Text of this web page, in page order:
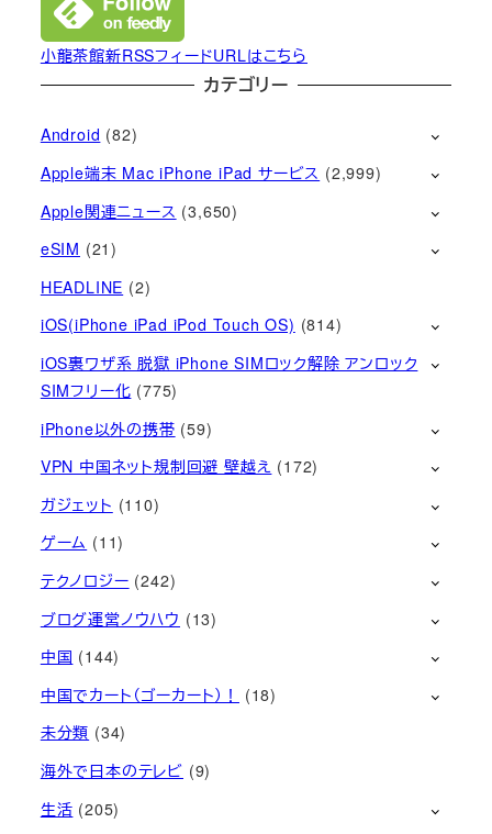
小龍茶館新RSSフィードURLはこちら
カテゴリー
Android (82)
Apple端末 Mac iPhone iPad サービス (2,999)
Apple関連ニュース (3,650)
eSIM (21)
HEADLINE (2)
iOS(iPhone iPad iPod Touch OS) (814)
iOS裏ワザ系 脱獄 iPhone SIMロック解除 アンロック
SIMフリー化 (775)
iPhone以外の携帯 (59)
VPN 中国ネット規制回避 壁越え (172)
ガジェット (110)
ゲーム (11)
テクノロジー (242)
ブログ運営ノウハウ (13)
中国 (144)
中国でカート（ゴーカート）！
(18)
未分類 (34)
海外で日本のテレビ (9)
生活 (205)